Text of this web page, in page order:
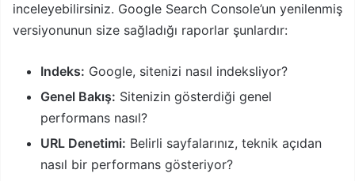
inceleyebilirsiniz. Google Search Console’un yenilenmiş
versiyonunun size sağladığı raporlar şunlardır:
Indeks: Google, sitenizi nasıl indeksliyor?
Genel Bakış: Sitenizin gösterdiği genel
performans nasıl?
URL Denetimi: Belirli sayfalarınız, teknik açıdan
nasıl bir performans gösteriyor?